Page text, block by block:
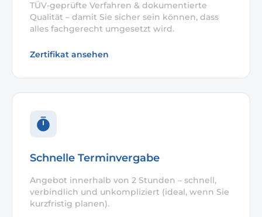
TÜV-geprüfte Verfahren & dokumentierte
Qualität – damit Sie sicher sein können, dass
alles fachgerecht umgesetzt wird.
Zertifikat ansehen
Schnelle Terminvergabe
Angebot innerhalb von 2 Stunden – schnell,
verbindlich und unkompliziert (ideal, wenn Sie
kurzfristig planen).